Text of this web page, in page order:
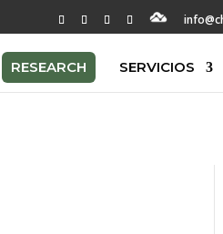
RESEARCH SERVICIOS